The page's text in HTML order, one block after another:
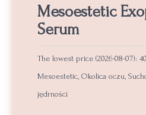
Mesoestetic
Serum
The lowest price (2026-08-07):
Mesoestetic, Okolica oczu
jędrności